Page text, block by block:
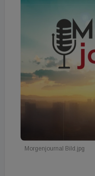
Morgenjournal Bild.jpg